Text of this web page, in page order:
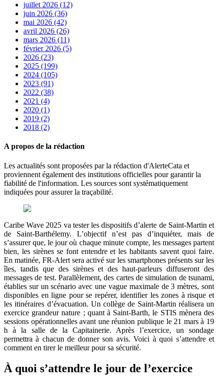
juillet 2026 (12)
juin 2026 (36)
mai 2026 (42)
avril 2026 (26)
mars 2026 (11)
février 2026 (5)
2026 (23)
2025 (199)
2024 (105)
2023 (91)
2022 (38)
2021 (4)
2020 (1)
2019 (2)
2018 (2)
A propos de la rédaction
Les actualités sont proposées par la rédaction d'AlerteCata et
proviennent également des institutions officielles pour garantir la
fiabilité de l'information. Les sources sont systématiquement
indiquées pour assurer la traçabilité.
Caribe Wave 2025 va tester les dispositifs d’alerte de Saint-Martin et
de Saint-Barthélemy. L’objectif n’est pas d’inquiéter, mais de
s’assurer que, le jour où chaque minute compte, les messages partent
bien, les sirènes se font entendre et les habitants savent quoi faire.
En matinée, FR-Alert sera activé sur les smartphones présents sur les
îles, tandis que des sirènes et des haut-parleurs diffuseront des
messages de test. Parallèlement, des cartes de simulation de tsunami,
établies sur un scénario avec une vague maximale de 3 mètres, sont
disponibles en ligne pour se repérer, identifier les zones à risque et
les itinéraires d’évacuation. Un collège de Saint-Martin réalisera un
exercice grandeur nature ; quant à Saint-Barth, le STIS mènera des
sessions opérationnelles avant une réunion publique le 21 mars à 19
h à la salle de la Capitainerie. Après l’exercice, un sondage
permettra à chacun de donner son avis. Voici à quoi s’attendre et
comment en tirer le meilleur pour sa sécurité.
À quoi s’attendre le jour de l’exercice